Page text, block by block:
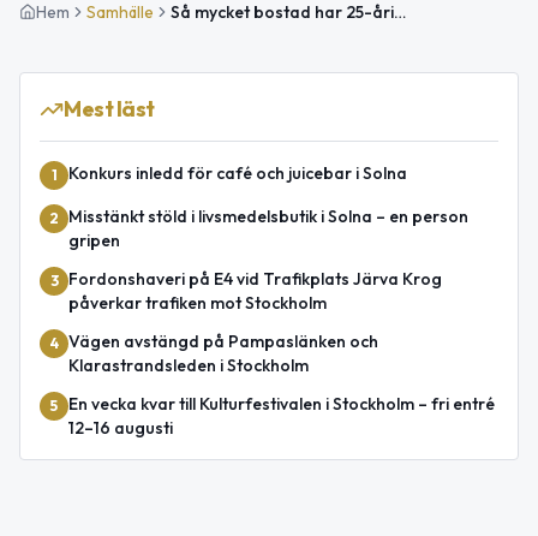
Hem Samhälle Så mycket bostad har 25-åringar råd med i Solna – 2,5 kvadratmeter enligt Riksbyggen
Mest läst
1 Konkurs inledd för café och juicebar i Solna
2
Misstänkt stöld i livsmedelsbutik i Solna – en person
gripen
3
Fordonshaveri på E4 vid Trafikplats Järva Krog
påverkar trafiken mot Stockholm
4 Vägen avstängd på Pampaslänken och
Klarastrandsleden i Stockholm
5
En vecka kvar till Kulturfestivalen i Stockholm – fri entré
12–16 augusti